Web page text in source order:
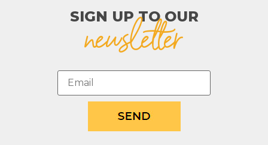
SIGN UP TO OUR​
newsletter